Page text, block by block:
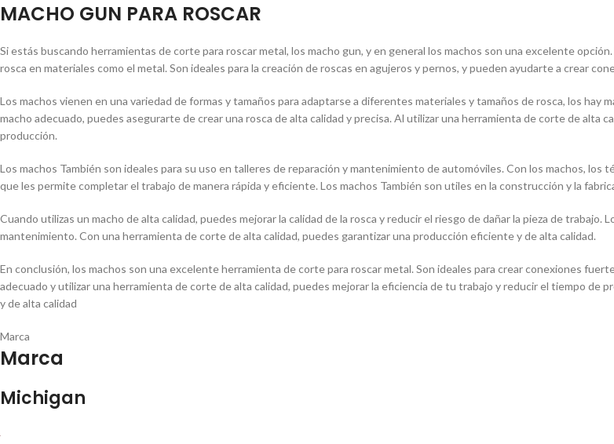
MACHO GUN PARA ROSCAR
Si estás buscando herramientas de corte para roscar metal, los macho gun, y en general los machos son una excelente
rosca en materiales como el metal. Son ideales para la creación de roscas en agujeros y pernos, y pueden ayudarte a crear
Los machos vienen en una variedad de formas y tamaños para adaptarse a diferentes materiales y tamaños de rosca, los hay
macho adecuado, puedes asegurarte de crear una rosca de alta calidad y precisa. Al utilizar una herramienta de corte de alta
producción.
Los machos También son ideales para su uso en talleres de reparación y mantenimiento de automóviles. Con los machos, los
que les permite completar el trabajo de manera rápida y eficiente. Los machos También son utiles en la construcción y la
Cuando utilizas un macho de alta calidad, puedes mejorar la calidad de la rosca y reducir el riesgo de dañar la pieza de trabajo.
mantenimiento. Con una herramienta de corte de alta calidad, puedes garantizar una producción eficiente y de alta calidad.
En conclusión, los machos son una excelente herramienta de corte para roscar metal. Son ideales para crear conexiones
adecuado y utilizar una herramienta de corte de alta calidad, puedes mejorar la eficiencia de tu trabajo y reducir el tiempo de
y de alta calidad
Marca
Marca
Michigan